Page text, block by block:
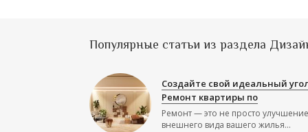
Популярные статьи из раздела
Создайте свой идеальный
Ремонт квартиры по
Ремонт — это не просто улучшение
внешнего вида вашего жилья...